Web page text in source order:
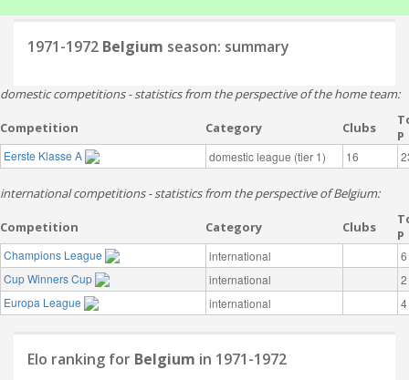
1971-1972 Belgium season: summary
domestic competitions - statistics from the perspective of the home team:
Competition Category Clubs
P
Eerste Klasse A domestic league (tier 1) 16
international competitions - statistics from the perspective of Belgium:
Competition Category Clubs
P
Champions League international
6
Cup Winners Cup
international
2
Europa League
international 4
Elo ranking for Belgium in 1971-1972